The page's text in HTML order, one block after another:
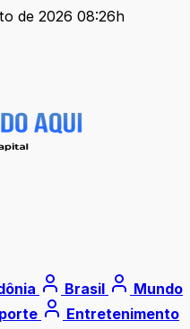
de 2026 08:26h
Brasil
Mundo
Entretenimento